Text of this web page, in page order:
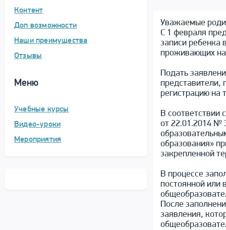
Контент
Доп возможности
Наши преимущества
Отзывы
Меню
Учебные курсы
Видео-уроки
Мероприятия
Уважаемые
С 1 февраля
записи ребенка
проживающих
Подать
представители,
регистрацию на
В соответствии
от 22.01.2014 №
образования»
закрепленной
В процессе
постоянной или
После
заявления,